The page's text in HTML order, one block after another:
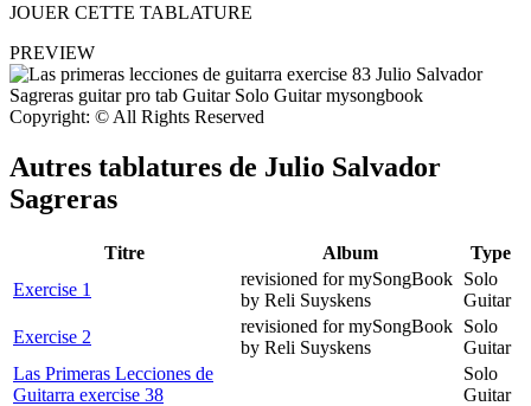
JOUER CETTE TABLATURE
PREVIEW
Copyright: © All Rights Reserved
Autres tablatures de Julio Salvador
Sagreras
Titre Album
Type
Exercise 1
revisioned for mySongBook
by Reli Suyskens
Solo
Guitar
Exercise 2
revisioned for mySongBook
by Reli Suyskens
Solo
Guitar
Las Primeras Lecciones de
Guitarra exercise 38
Solo
Guitar